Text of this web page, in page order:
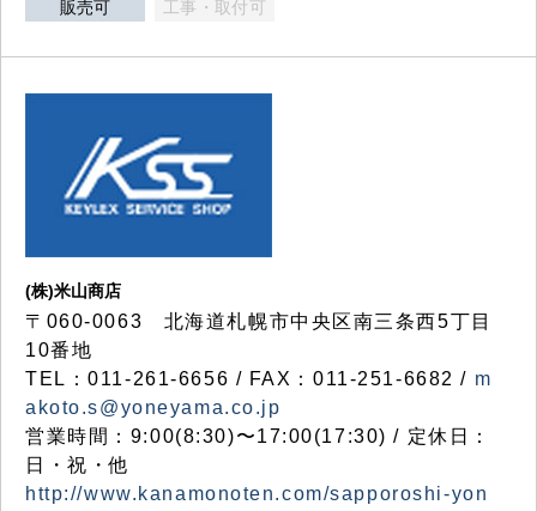
販売可 工事・取付可
(株)米山商店
〒060-0063 北海道札幌市中央区南三条西5丁目
10番地
TEL：011-261-6656 / FAX：011-251-6682 / m
akoto.s@yoneyama.co.jp
営業時間：9:00(8:30)〜17:00(17:30) / 定休日：
日・祝・他
http://www.kanamonoten.com/sapporoshi-yon